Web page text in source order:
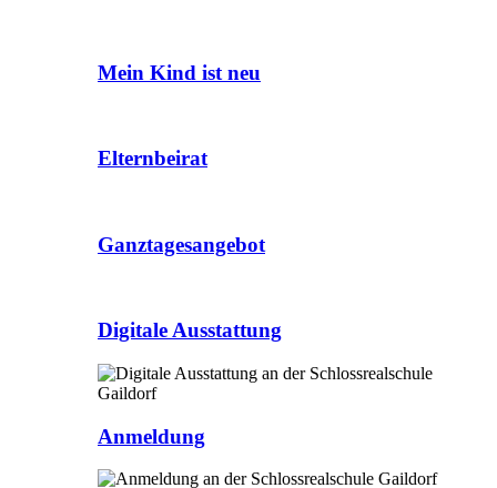
Mein Kind ist neu
Elternbeirat
Ganztagesangebot
Digitale Ausstattung
Anmeldung